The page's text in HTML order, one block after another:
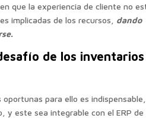
que la experiencia de cliente no
implicadas de los recursos, dando
de los inventarios
para ello es indispensable,
y este sea integrable con el ERP de